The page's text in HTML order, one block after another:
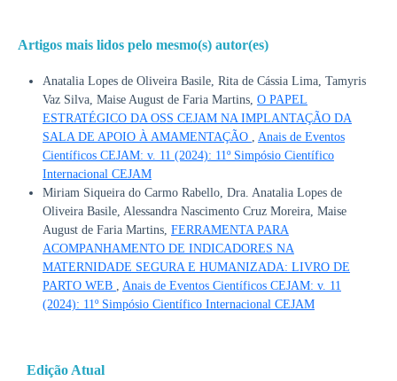
Artigos mais lidos pelo mesmo(s) autor(es)
Anatalia Lopes de Oliveira Basile, Rita de Cássia Lima, Tamyris
Vaz Silva, Maise August de Faria Martins, O PAPEL
ESTRATÉGICO DA OSS CEJAM NA IMPLANTAÇÃO DA
SALA DE APOIO À AMAMENTAÇÃO
Anais de Eventos
Científicos CEJAM: v. 11 (2024): 11º Simpósio Científico
Internacional CEJAM
Miriam Siqueira do Carmo Rabello, Dra. Anatalia Lopes de
Oliveira Basile, Alessandra Nascimento Cruz Moreira, Maise
August de Faria Martins, FERRAMENTA PARA
ACOMPANHAMENTO DE INDICADORES NA
MATERNIDADE SEGURA E HUMANIZADA: LIVRO DE
PARTO WEB
Anais de Eventos Científicos CEJAM: v. 11
(2024): 11º Simpósio Científico Internacional CEJAM
Edição Atual